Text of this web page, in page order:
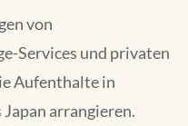
von
Services und privaten
Aufenthalte in
arrangieren.